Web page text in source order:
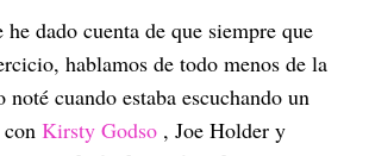
dado cuenta de que siempre que
hablamos de todo menos de la
cuando estaba escuchando un
Kirsty Godso , Joe Holder y